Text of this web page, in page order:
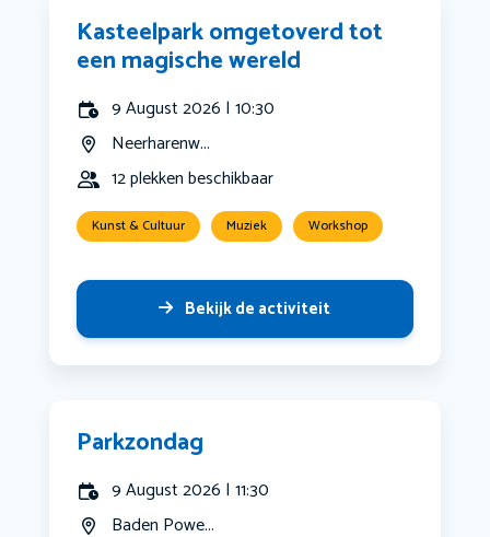
Kasteelpark omgetoverd tot
een magische wereld
9 August 2026 | 10:30
Neerharenw...
12 plekken beschikbaar
Kunst & Cultuur Muziek Workshop
Bekijk de activiteit
Parkzondag
9 August 2026 | 11:30
Baden Powe...